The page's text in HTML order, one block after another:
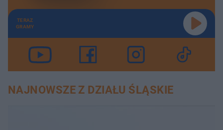
TERAZ
GRAMY
NAJNOWSZE Z DZIAŁU ŚLĄSKIE